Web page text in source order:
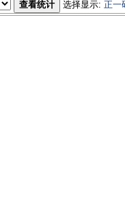
查看统计 选择显示: 正一